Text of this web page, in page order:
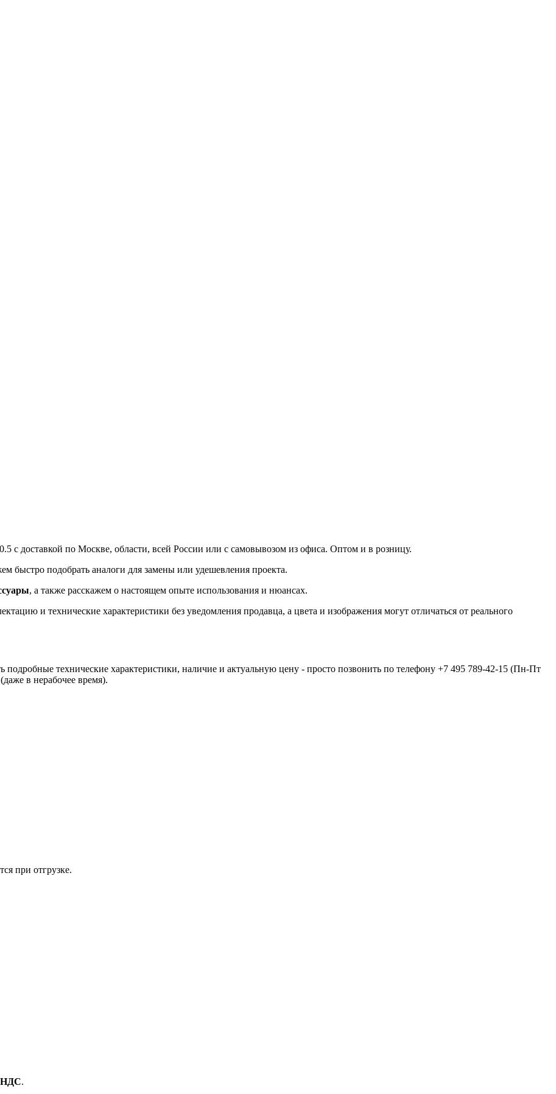
доставкой по Москве, области, всей России или с самовывозом из офиса. Оптом и в розницу.
быстро подобрать аналоги для замены или удешевления проекта.
, а также расскажем о настоящем опыте использования и нюансах.
и технические характеристики без уведомления продавца, а цвета и изображения могут отличаться от реального
подробные технические характеристики, наличие и актуальную цену - просто позвонить по телефону +7 495 789-42-15 (Пн-Пт
(даже в нерабочее время).
при отгрузке.
.